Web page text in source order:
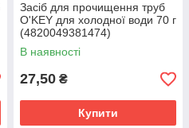
Засіб для прочищення труб
O'KEY для холодної води 70 г
(4820049381474)
В наявності
27,50 ₴
Купити